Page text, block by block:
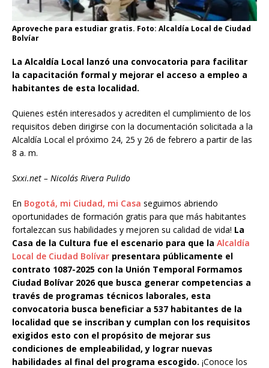
Aproveche para estudiar gratis. Foto: Alcaldía Local de Ciudad
Bolvíar
La Alcaldía Local lanzó una convocatoria para facilitar
la capacitación formal y mejorar el acceso a empleo a
habitantes de esta localidad.
Quienes estén interesados y acrediten el cumplimiento de los
requisitos deben dirigirse con la documentación solicitada a la
Alcaldía Local el próximo 24, 25 y 26 de febrero a partir de las
8 a. m.
Sxxi.net – Nicolás Rivera Pulido
En Bogotá, mi Ciudad, mi Casa seguimos abriendo
oportunidades de formación gratis para que más habitantes
fortalezcan sus habilidades y mejoren su calidad de vida! La
Casa de la Cultura fue el escenario para que la Alcaldía
Local de Ciudad Bolívar presentara públicamente el
contrato 1087-2025 con la Unión Temporal Formamos
Ciudad Bolívar 2026 que busca generar competencias a
través de programas técnicos laborales, esta
convocatoria busca beneficiar a 537 habitantes de la
localidad que se inscriban y cumplan con los requisitos
exigidos esto con el propósito de mejorar sus
condiciones de empleabilidad, y lograr nuevas
habilidades al final del programa escogido. ¡Conoce los